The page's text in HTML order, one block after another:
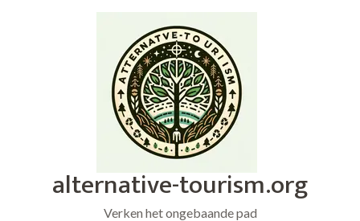
alternative-tourism.org
Verken het ongebaande pad